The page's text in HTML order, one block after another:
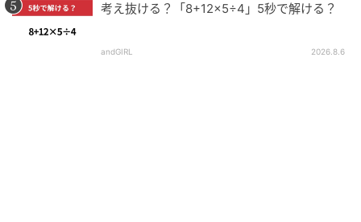
考え抜ける？「8+12×5÷4」5秒で解ける？
andGIRL 2026.8.6